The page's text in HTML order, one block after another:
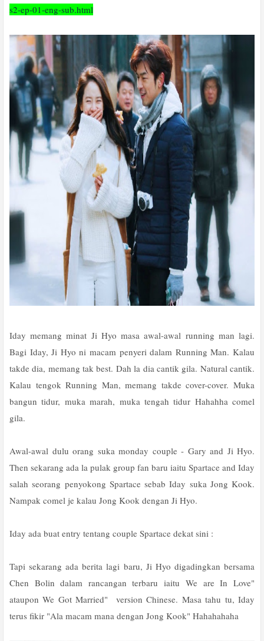
s2-ep-01-eng-sub.html
Iday memang minat Ji Hyo masa awal-awal running man lagi.
Bagi Iday, Ji Hyo ni macam penyeri dalam Running Man. Kalau
takde dia, memang tak best. Dah la dia cantik gila. Natural cantik.
Kalau tengok Running Man, memang takde cover-cover. Muka
bangun tidur, muka marah, muka tengah tidur Hahahha comel
gila.
Awal-awal dulu orang suka monday couple - Gary and Ji Hyo.
Then sekarang ada la pulak group fan baru iaitu Spartace and Iday
salah seorang penyokong Spartace sebab Iday suka Jong Kook.
Nampak comel je kalau Jong Kook dengan Ji Hyo.
Iday ada buat entry tentang couple Spartace dekat sini :
Tapi sekarang ada berita lagi baru, Ji Hyo digadingkan bersama
Chen Bolin dalam rancangan terbaru iaitu We are In Love"
ataupon We Got Married" version Chinese. Masa tahu tu, Iday
terus fikir "Ala macam mana dengan Jong Kook" Hahahahaha